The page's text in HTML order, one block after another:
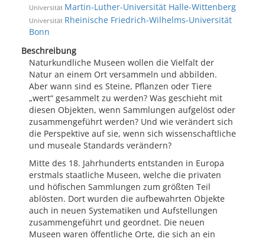
Universität Martin-Luther-Universität Halle-Wittenberg
Universität Rheinische Friedrich-Wilhelms-Universität
Bonn
Beschreibung
Naturkundliche Museen wollen die Vielfalt der
Natur an einem Ort versammeln und abbilden.
Aber wann sind es Steine, Pflanzen oder Tiere
„wert“ gesammelt zu werden? Was geschieht mit
diesen Objekten, wenn Sammlungen aufgelöst oder
zusammengeführt werden? Und wie verändert sich
die Perspektive auf sie, wenn sich wissenschaftliche
und museale Standards verändern?
Mitte des 18. Jahrhunderts entstanden in Europa
erstmals staatliche Museen, welche die privaten
und höfischen Sammlungen zum größten Teil
ablösten. Dort wurden die aufbewahrten Objekte
auch in neuen Systematiken und Aufstellungen
zusammengeführt und geordnet. Die neuen
Museen waren öffentliche Orte, die sich an ein